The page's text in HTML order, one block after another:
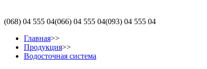
(068) 04 555 04(066) 04 555 04(093) 04 555 04
Главная>>
Продукция>>
Водосточная система